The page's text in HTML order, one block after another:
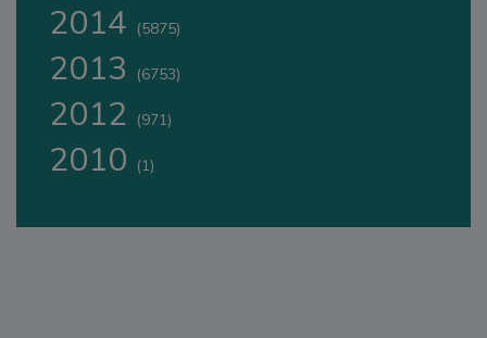
2014 (5875)
2013 (6753)
2012 (971)
2010 (1)